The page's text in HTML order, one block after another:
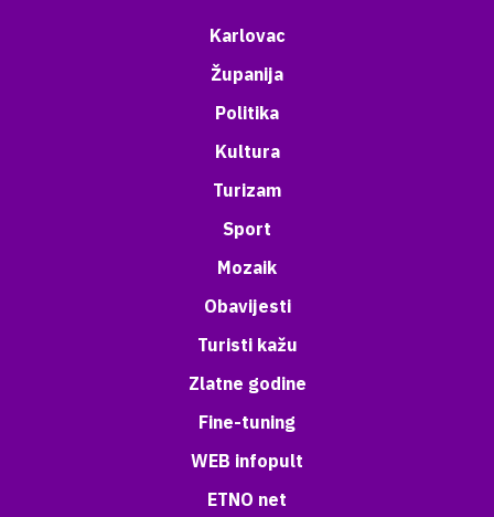
Karlovac
Županija
Politika
Kultura
Turizam
Sport
Mozaik
Obavijesti
Turisti kažu
Zlatne godine
Fine-tuning
WEB infopult
ETNO net